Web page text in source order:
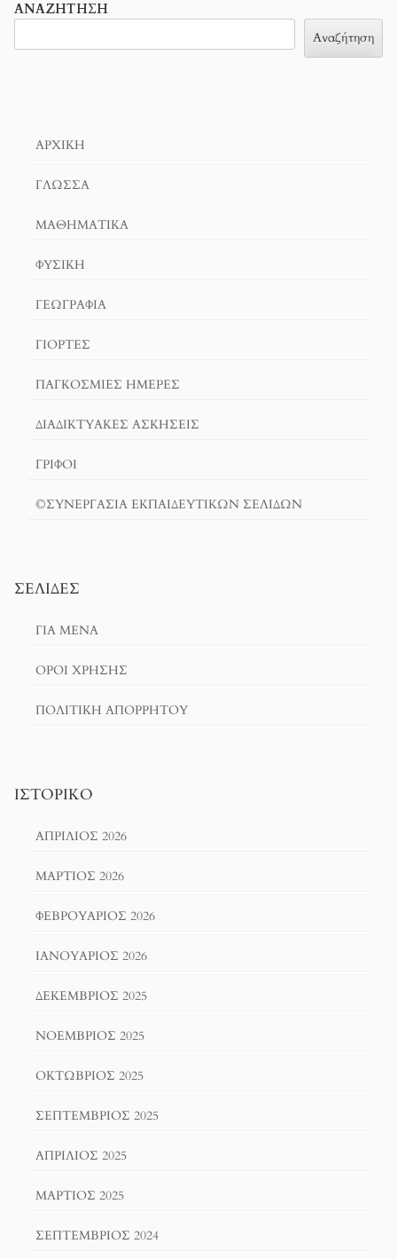
ΑΝΑΖΉΤΗΣΗ
Αναζήτηση
ΑΡΧΙΚΉ
ΓΛΏΣΣΑ
ΜΑΘΗΜΑΤΙΚΆ
ΦΥΣΙΚΗ
ΓΕΩΓΡΑΦΊΑ
ΓΙΟΡΤΈΣ
ΠΑΓΚΟΣΜΙΕΣ ΗΜΕΡΕΣ
ΔΙΑΔΙΚΤΥΑΚΈΣ ΑΣΚΉΣΕΙΣ
ΓΡΙΦΟΙ
©ΣΥΝΕΡΓΑΣΙΑ ΕΚΠΑΙΔΕΥΤΙΚΩΝ ΣΕΛΙΔΩΝ
ΣΕΛΊΔΕΣ
ΓΙΑ ΜΕΝΑ
ΌΡΟΙ ΧΡΗΣΗΣ
ΠΟΛΙΤΙΚΉ ΑΠΟΡΡΉΤΟΥ
ΙΣΤΟΡΙΚΌ
ΑΠΡΊΛΙΟΣ 2026
ΜΆΡΤΙΟΣ 2026
ΦΕΒΡΟΥΆΡΙΟΣ 2026
ΙΑΝΟΥΆΡΙΟΣ 2026
ΔΕΚΈΜΒΡΙΟΣ 2025
ΝΟΈΜΒΡΙΟΣ 2025
ΟΚΤΏΒΡΙΟΣ 2025
ΣΕΠΤΈΜΒΡΙΟΣ 2025
ΑΠΡΊΛΙΟΣ 2025
ΜΆΡΤΙΟΣ 2025
ΣΕΠΤΈΜΒΡΙΟΣ 2024